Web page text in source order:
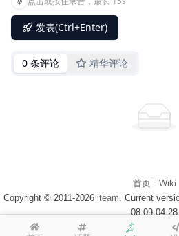
首页- Wiki
Copyright © 2011-2026 iteam. Current
08-09 04:28
浙ICP备14020137号-1